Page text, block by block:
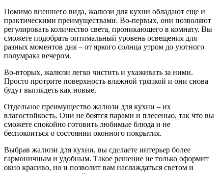
Помимо внешнего вида, жалюзи для кухни обладают еще и
практическими преимуществами. Во-первых, они позволяют
регулировать количество света, проникающего в комнату. Вы
сможете подобрать оптимальный уровень освещения для
разных моментов дня – от яркого солнца утром до уютного
полумрака вечером.
Во-вторых, жалюзи легко чистить и ухаживать за ними.
Просто протрите поверхность влажной тряпкой и они снова
будут выглядеть как новые.
Отдельное преимущество жалюзи для кухни – их
влагостойкость. Они не боятся парами и плесенью, так что вы
сможете спокойно готовить любимые блюда и не
беспокоиться о состоянии оконного покрытия.
Выбрав жалюзи для кухни, вы сделаете интерьер более
гармоничным и удобным. Такое решение не только оформит
окно красиво, но и позволит вам наслаждаться светом и